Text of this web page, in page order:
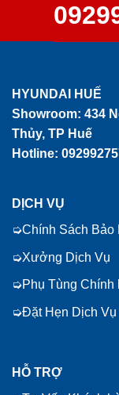
HYUNDAI HUẾ
Showroom: 434
Thủy, TP Huế
Hotline:
DỊCH VỤ
Chính Sách Bảo
Xưởng Dịch Vụ
Phụ Tùng Chính
Đặt Hẹn Dịch Vụ
HỖ TRỢ